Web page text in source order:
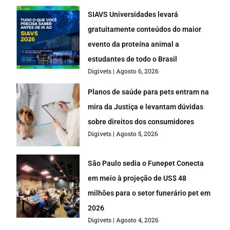
SIAVS Universidades levará
gratuitamente conteúdos do maior
evento da proteína animal a
estudantes de todo o Brasil
Digivets Agosto 6, 2026
Planos de saúde para pets entram na
mira da Justiça e levantam dúvidas
sobre direitos dos consumidores
Digivets Agosto 5, 2026
São Paulo sedia o Funepet Conecta
em meio à projeção de US$ 48
milhões para o setor funerário pet em
2026
Digivets Agosto 4, 2026